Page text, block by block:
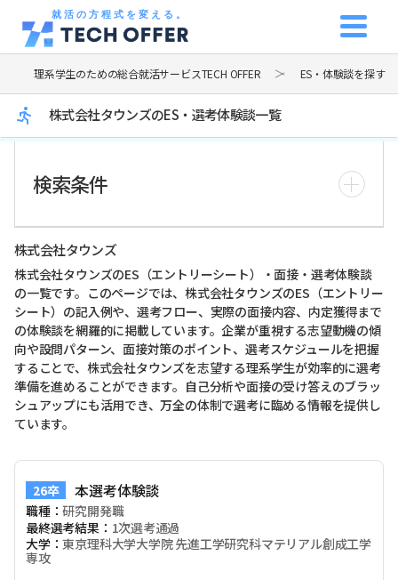
就活の方程式を変える。
理系学生のための総合就活サービスTECH OFFER ES・体験談を探す
株式会社タウンズのES・選考体験談一覧
検索条件
株式会社タウンズ
株式会社タウンズのES（エントリーシート）・面接・選考体験談
の一覧です。このページでは、株式会社タウンズのES（エントリー
シート）の記入例や、選考フロー、実際の面接内容、内定獲得まで
の体験談を網羅的に掲載しています。企業が重視する志望動機の傾
向や設問パターン、面接対策のポイント、選考スケジュールを把握
することで、株式会社タウンズを志望する理系学生が効率的に選考
準備を進めることができます。自己分析や面接の受け答えのブラッ
シュアップにも活用でき、万全の体制で選考に臨める情報を提供し
ています。
26卒 本選考体験談
職種：研究開発職
最終選考結果： 1次選考通過
大学：東京理科大学大学院 先進工学研究科マテリアル創成工学
専攻